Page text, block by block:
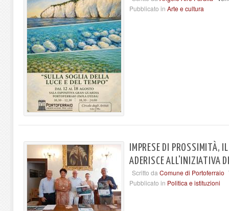
Pubblicato in Arte e cultura
IMPRESE DI PROSSIMITÀ,
ADERISCE ALL'INIZIATIVA
Scritto da Comune di Portoferraio
Pubblicato in Politica e istituzioni